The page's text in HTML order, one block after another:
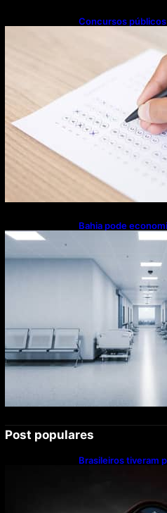
Concursos
Bahia pode
com
Post populares
Brasileiros tiveram